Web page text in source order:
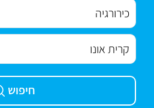
חיפוש